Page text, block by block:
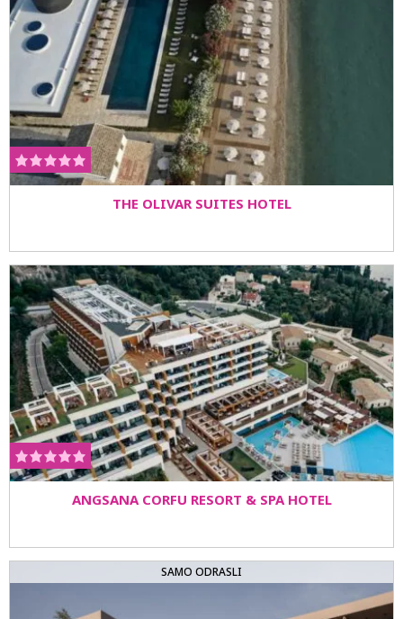
THE OLIVAR SUITES HOTEL
ANGSANA CORFU RESORT & SPA HOTEL
SAMO ODRASLI